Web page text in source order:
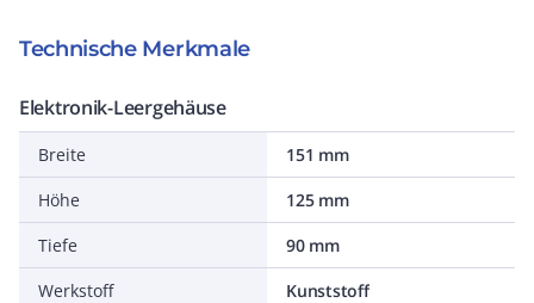
Technische Merkmale
Elektronik-Leergehäuse
Breite
151 mm
Höhe
125 mm
Tiefe
90 mm
Werkstoff
Kunststoff